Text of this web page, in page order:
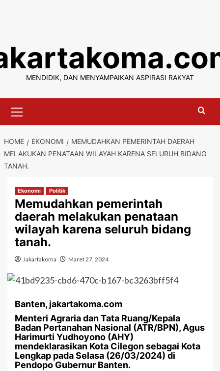
content
MENDIDIK, DAN MENYAMPAIKAN ASPIRASI RAKYAT
Menu
HOME EKONOMI
MEMUDAHKAN PEMERINTAH DAERAH
MELAKUKAN PENATAAN WILAYAH KARENA SELURUH BIDANG
TANAH.
Ekonomi Politik
Memudahkan pemerintah
daerah melakukan penataan
wilayah karena seluruh bidang
tanah.
Jakartakoma Maret 27, 2024
Banten, jakartakoma.com
Menteri Agraria dan Tata Ruang/Kepala
Badan Pertanahan Nasional (ATR/BPN), Agus
Harimurti Yudhoyono (AHY)
mendeklarasikan Kota Cilegon sebagai Kota
Lengkap pada Selasa (26/03/2024) di
Pendopo Gubernur Banten.